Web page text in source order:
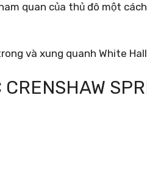
quan của thủ đô một
và xung quanh White